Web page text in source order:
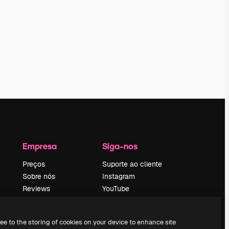
Empresa
Preços
Sobre nós
Reviews
pesquisa
Siga-nos
Suporte ao cliente
Instagram
YouTube
Discord
to the storing of cookies on your device to enhance site